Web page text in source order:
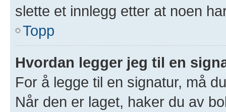
slette et innlegg etter at noen
Topp
Hvordan legger jeg til en
For å legge til en signatur, må
Når den er laget, haker du av